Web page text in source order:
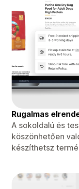
Rugalmas
A sokoldalú és
köszönhetően
készíthetsz